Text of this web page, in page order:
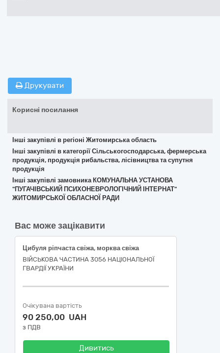
Друкувати
Корисні посилання
Інші закупівлі в регіоні Житомирська область
Інші закупівлі в категорії Сільськогосподарська, фермерська
продукція, продукція рибальства, лісівництва та супутня
продукція
Інші закупівлі замовника КОМУНАЛЬНА УСТАНОВА
"ПУГАЧІВСЬКИЙ ПСИХОНЕВРОЛОГІЧНИЙ ІНТЕРНАТ"
ЖИТОМИРСЬКОЇ ОБЛАСНОЇ РАДИ
Вас може зацікавити
Цибуля ріпчаста свіжа, морква свіжа
ВІЙСЬКОВА ЧАСТИНА 3056 НАЦІОНАЛЬНОЇ
ГВАРДІЇ УКРАЇНИ
Очікувана вартість
90 250,00 UAH
з ПДВ
Дивитись